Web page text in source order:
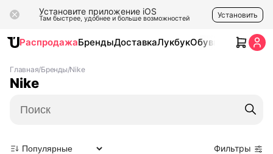
Установите приложение iOS
Там быстрее, удобнее и больше возможностей Установить
РаспродажаБрендыДоставкаЛукбукОбувь Одежда
Главная/Бренды/Nike
Nike
Поиск
Фильтры